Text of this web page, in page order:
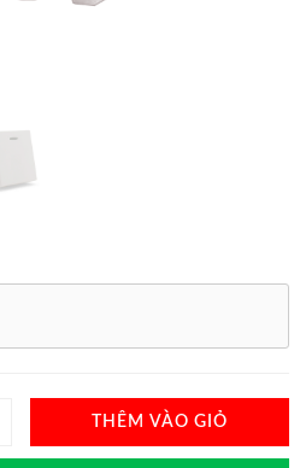
THÊM VÀO GIỎ